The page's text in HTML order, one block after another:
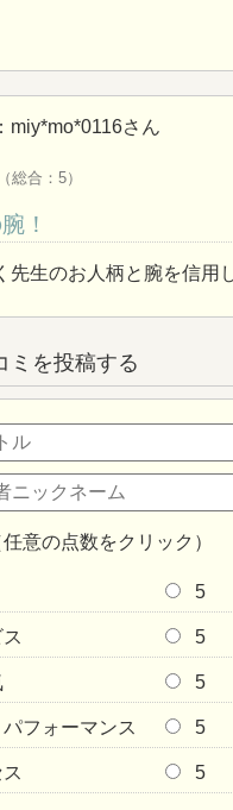
miy*mo*0116さん
（総合：5）
！
先生のお人柄と腕を信用
ミを投稿する
意の点数をクリック）
5
5
5
パフォーマンス 5
5